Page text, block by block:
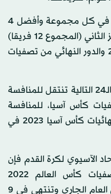
ويتأهل صاحب المركز الأول في كل مجموعة وأفضل 4
منتخبات حاصلة على المركز الثاني (المجموع 12 فريقا)
إلى نهائيات كأس آسيا 2023 والدور النهائي من تصفيات
في المقابل فإن المنتخبات الـ24 التالية تنتقل للمنافسة
كأس آسيا، للمنافسة
على المقاعد المتبقية في نهائيات كأس آسيا 2023 في
الآسيوي لكرة القدم فإن
منافسات الدور الثاني لتصفيات كأس العالم 2022
ستنطلق يوم 5 سبتمبر من العام الجاري وتنتهي في 9